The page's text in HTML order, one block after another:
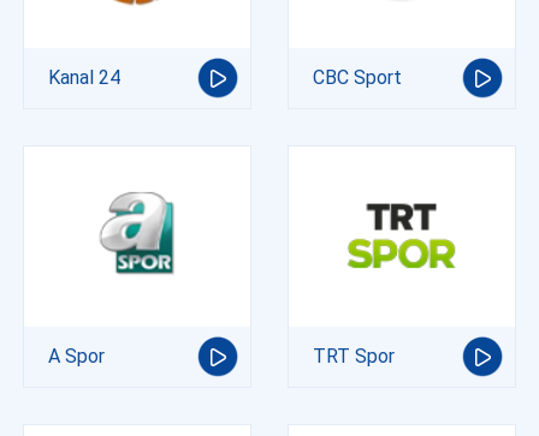
Kanal 24 CBC Sport
A Spor TRT Spor